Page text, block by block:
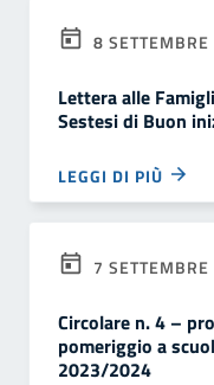
8
Lettera alle
Sestesi di Buon
LEGGI DI PIÙ
7
Circolare n. 4 –
pomeriggio a
2023/2024